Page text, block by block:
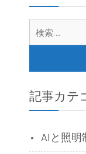
記事カテ
AIと照明